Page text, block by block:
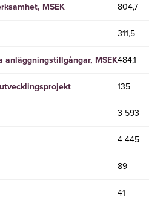
MSEK 804,7
311,5
MSEK484,1
135
3 593
4 445
89
41